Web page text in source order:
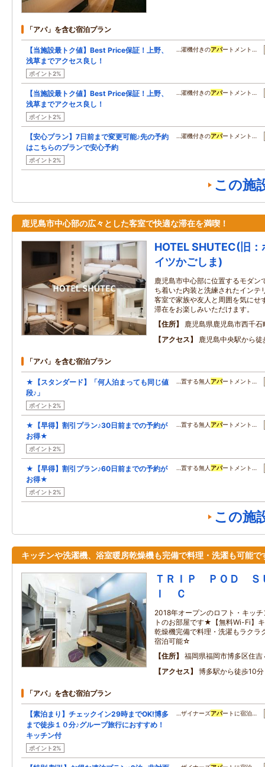
「アパ」を含む宿泊プラン
【当施設最トク値】Best Price保証！上野、
浅草までアクセス良し！
ポイント2%
…濯機付きのアパートメント…
【当施設最トク値】Best Price保証！上野、
浅草までアクセス良し！
ポイント2%
…濯機付きのアパートメント…
【安心プラン】7日前まで変更可能♪先の予約
はこちらのプランで安心予約
ポイント2%
…濯機付きのアパートメント…
この施
鹿児島市中心部の広々とした客室で快適な滞在を満喫！
HOTEL SHUTEC(旧
イツかごしま)
鹿児島市中心部に位置するモダン
ち着いた内装と洗練されたインテ
客室で家族や友人と周囲を気にせ
滞在をお楽しみいただけます。
住所
鹿児島県鹿児島市西千石
アクセス
鹿児島中央駅から徒
「アパ」を含む宿泊プラン
★【スタンダード】「何人泊まっても同じ値
段♪」
ポイント2%
…置する無人 アパートメント…
★【早得】割引プラン♪30日前までの予約が
お得★
ポイント2%
…置する無人 アパートメント…
★【早得】割引プラン♪60日前までの予約が
お得★
ポイント2%
…置する無人 アパートメント…
この施
キッチンや洗濯機、浴室暖房乾燥機も完備で料理・洗濯も可能で
ＴＲＩＰ ＰＯＤ Ｓ
Ｉ Ｃ
2018年オープンのロフト・キッ
トのお部屋です★【無料Wi-Fi】
乾燥機完備で料理・洗濯もラクラ
宿泊可能☆
住所
福岡県福岡市博多区住吉
アクセス
博多駅から徒歩10分
「アパ」を含む宿泊プラン
【素泊まり】チェックイン29時までOK!博多
まで徒歩１０分♪グループ旅行におすすめ！
キッチン付
ポイント2%
…ザイナーズアパートに宿泊…